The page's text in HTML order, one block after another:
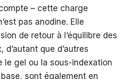
– cette charge
pas anodine. Elle
de retour à l’équilibre des
d’autant que d’autres
le gel ou la sous-indexation
sont également en